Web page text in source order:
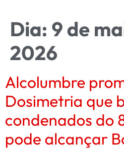
Dia: 9 de
2026
Alcolumbre
Dosimetria que
condenados do
pode alcançar